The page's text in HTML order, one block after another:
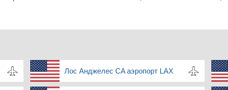
Лос Анджелес CA аэропорт LAX